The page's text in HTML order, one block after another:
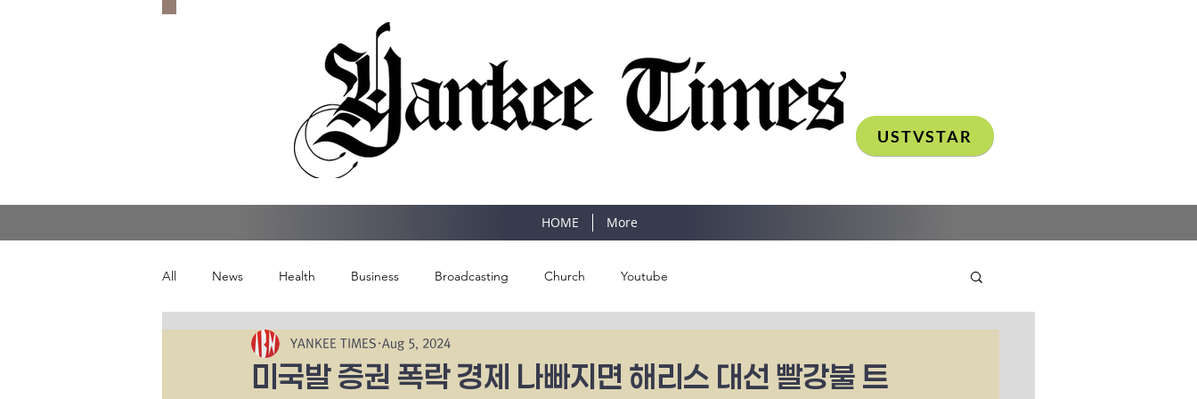
USTVSTAR
HOME More
All News Health Business Broadcasting Church Youtube
미국발 증권 폭락 경제 나빠지면 해리스 대선 빨강불 트
YANKEE TIMES Aug 5, 2024